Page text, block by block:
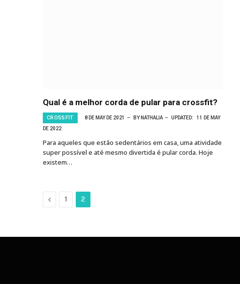
Qual é a melhor corda de pular para crossfit?
CROSSFIT 8 DE MAY DE 2021 BY NATHALIA UPDATED:
11 DE MAY
DE 2022
Para aqueles que estão sedentários em casa, uma atividade
super possível e até mesmo divertida é pular corda. Hoje
existem…
Previous
1 2